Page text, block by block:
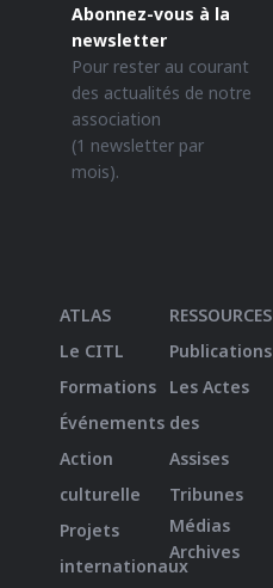
Abonnez-vous à la
newsletter
Pour rester au courant
des actualités de notre
association
(1 newsletter par
mois).
ATLAS
Le CITL
Formations
Événements
Action
culturelle
Projets
internationaux
RESSOURCES
Publications
Les Actes
des
Assises
Tribunes
Médias
Archives